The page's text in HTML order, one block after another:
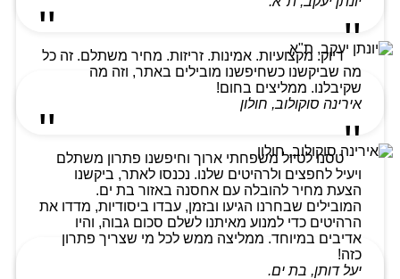
דיוק. מקצועיות. אמינות. זריזות. מחיר משתלם. זה כל
מה שביקשנו כשחיפשנו מובילים באתר, וזה מה
שקיבלנו. ממליצים בחום!
אירינה סוקולוב, חולון
טסנו לטיול משפחתי ארוך וחיפשנו פתרון משתלם
ויעיל לחפצים ולרהיטים שלנו. נכנסו לאתר, ביקשנו
הצעת מחיר להובלה עם אחסנה באזור בת ים.
המובילים שבחרנו הגיעו ובזמן, עבדו ביסודיות, מדדו את
הרהיטים כדי למנוע מאיתנו לשלם סכום גבוה, והיו
אדיבים במיוחד. ממליצה ממש לכל מי שצריך פתרון
כזה!
יעל דותן, בת ים.